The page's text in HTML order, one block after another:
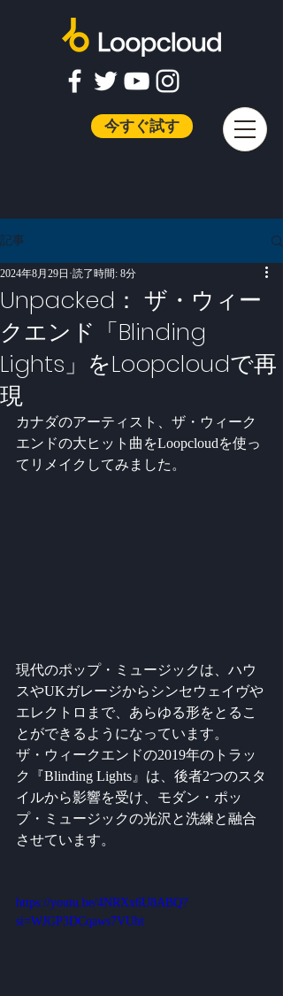
今すぐ試す
記事
Unpacked： ザ・ウィー
クエンド「Blinding
Lights」をLoopcloudで再
現
2024年8月29日 読了時間: 8分
カナダのアーティスト、ザ・ウィーク
エンドの大ヒット曲をLoopcloudを使っ
てリメイクしてみました。
現代のポップ・ミュージックは、ハウ
スやUKガレージからシンセウェイヴや
エレクトロまで、あらゆる形をとるこ
とができるようになっています。
ザ・ウィークエンドの2019年のトラッ
ク『Blinding Lights』は、後者2つのスタ
イルから影響を受け、モダン・ポッ
プ・ミュージックの光沢と洗練と融合
させています。
https://youtu.be/4NRXx6U8ABQ?
si=WJGP3DCqaws7VUht